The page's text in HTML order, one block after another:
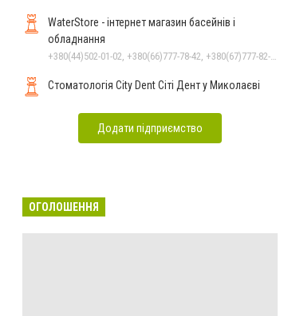
WaterStore - інтернет магазин басейнів і
обладнання
Стоматологія City Dent Сіті Дент у Миколаєві
Додати підприємство
ОГОЛОШЕННЯ